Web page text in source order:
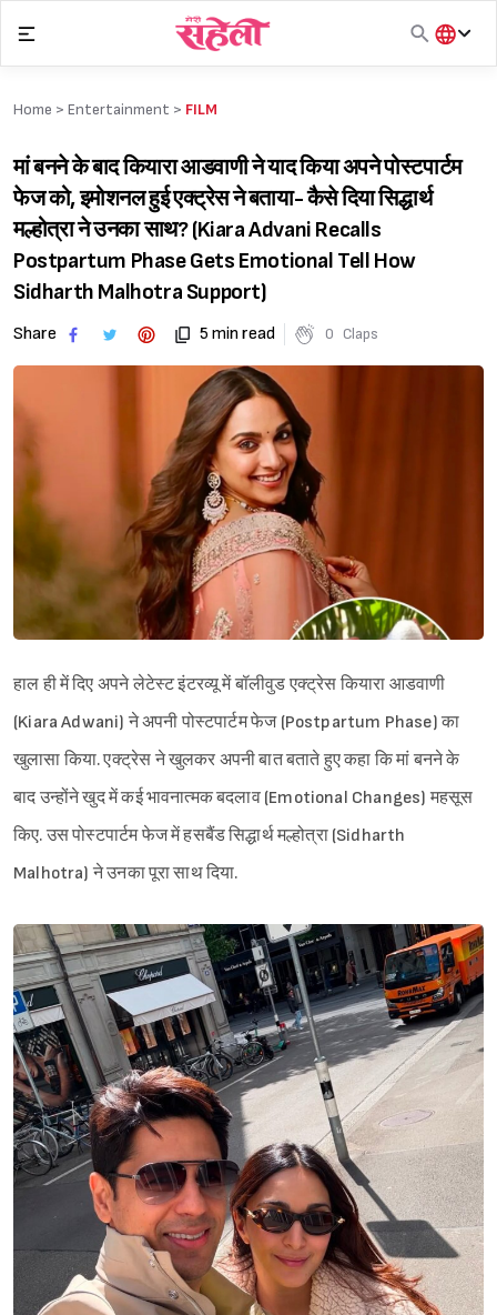
content
हिंदी
Home > Entertainment > FILM
मां बनने के बाद कियारा आडवाणी ने याद किया अपने पोस्टपार्टम
फेज को, इमोशनल हुई एक्ट्रेस ने बताया- कैसे दिया सिद्धार्थ
मल्होत्रा ने उनका साथ? (Kiara Advani Recalls
Postpartum Phase Gets Emotional Tell How
Sidharth Malhotra Support)
Share 5 min read 0 Claps
हाल ही में दिए अपने लेटेस्ट इंटरव्यू में बॉलीवुड एक्ट्रेस कियारा आडवाणी
(Kiara Adwani) ने अपनी पोस्टपार्टम फेज (Postpartum Phase) का
खुलासा किया. एक्ट्रेस ने खुलकर अपनी बात बताते हुए कहा कि मां बनने के
बाद उन्होंने खुद में कई भावनात्मक बदलाव (Emotional Changes) महसूस
किए. उस पोस्टपार्टम फेज में हसबैंड सिद्धार्थ मल्होत्रा (Sidharth
Malhotra) ने उनका पूरा साथ दिया.